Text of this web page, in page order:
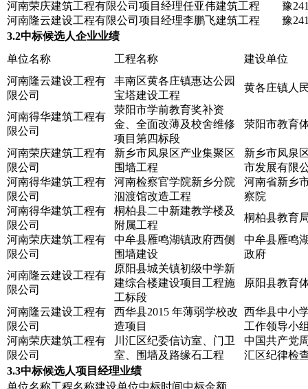
河南荣庆建筑工程有限公司 项目经理任亚伟建筑工程
豫
河南隆云建设工程有限公司 项目经理李鹏飞建筑工程
豫
3.2中标候选人企业业绩
单位名称
工程名称
建设单位
河南隆云建设工程有
限公司
丰南区黄各庄镇惠达公园
宝塔建设工程
黄各庄镇人
河南得华建筑工程有
限公司
荥阳市学前教育奖补资
金、全面改薄及校舍维修
项目第四标段
荥阳市教育
河南荣庆建筑工程有
限公司
新乡市凤泉区产业集聚区
围墙工程
新乡市凤泉
市发展有限
河南得华建筑工程有
限公司
河南检察官学院新乡分院
泅渡馆改造工程
河南省新乡
察院
河南得华建筑工程有
限公司
桐柏县二中新建教学楼及
附属工程
桐柏县教育
河南荣庆建筑工程有
限公司
中牟县雁鸣湖镇政府西侧
围墙建设
中牟县雁鸣
政府
河南隆云建设工程有
限公司
原阳县城关镇初级中学新
建综合楼建设项目工程施
工标段
原阳县教育
河南隆云建设工程有
限公司
西华县2015 年薄弱学校改
造项目
西华县中小
工作领导小
河南荣庆建筑工程有
限公司
川汇区纪委信访室、门卫
室、围墙及路缘石工程
中国共产党
汇区纪律检
3.3中标候选人项目经理业绩
单位名称工程名称建设单位中标时间中标金额